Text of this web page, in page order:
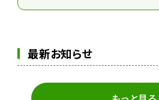
最新お知らせ